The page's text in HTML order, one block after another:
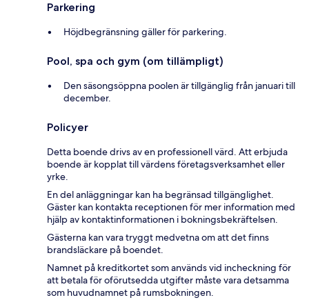
Parkering
Höjdbegränsning gäller för parkering.
Pool, spa och gym (om tillämpligt)
Den säsongsöppna poolen är tillgänglig från januari till
december.
Policyer
Detta boende drivs av en professionell värd. Att erbjuda
boende är kopplat till värdens företagsverksamhet eller
yrke.
En del anläggningar kan ha begränsad tillgänglighet.
Gäster kan kontakta receptionen för mer information med
hjälp av kontaktinformationen i bokningsbekräftelsen.
Gästerna kan vara tryggt medvetna om att det finns
brandsläckare på boendet.
Namnet på kreditkortet som används vid incheckning för
att betala för oförutsedda utgifter måste vara detsamma
som huvudnamnet på rumsbokningen.